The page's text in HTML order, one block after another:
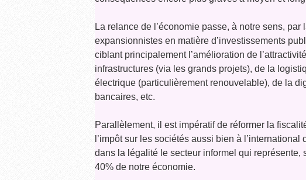
La relance de l’économie passe, à notre sens,
expansionnistes en matière d’investissements
ciblant principalement l’amélioration de
infrastructures (via les grands projets), de la
électrique (particulièrement renouvelable), de la
bancaires, etc.
Parallèlement, il est impératif de réformer la
l’impôt sur les sociétés aussi bien à
dans la légalité le secteur informel qui représente,
40% de notre économie.